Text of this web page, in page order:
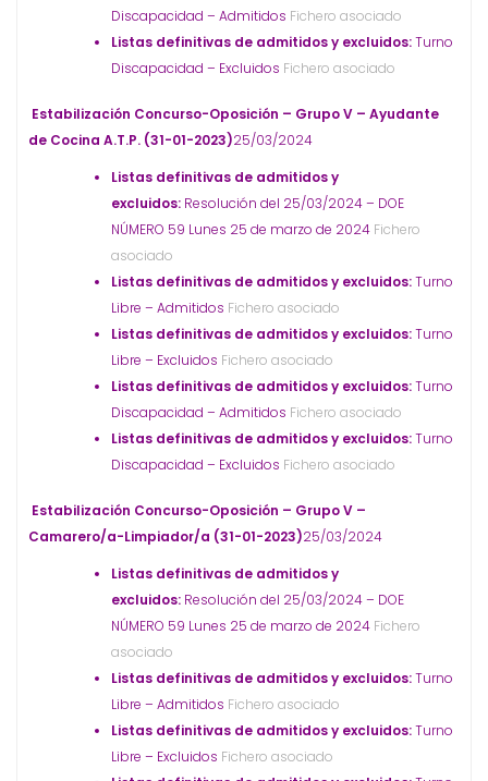
Discapacidad – Admitidos Fichero asociado
Listas definitivas de admitidos y excluidos:Turno
Discapacidad – Excluidos Fichero asociado
Estabilización Concurso-Oposición – Grupo V – Ayudante
de Cocina A.T.P. (31-01-2023)25/03/2024
Listas definitivas de admitidos y
excluidos: Resolución del 25/03/2024 – DOE
NÚMERO 59 Lunes 25 de marzo de 2024 Fichero
asociado
Listas definitivas de admitidos y excluidos:Turno
Libre – Admitidos Fichero asociado
Listas definitivas de admitidos y excluidos:Turno
Libre – Excluidos Fichero asociado
Listas definitivas de admitidos y excluidos:Turno
Discapacidad – Admitidos Fichero asociado
Listas definitivas de admitidos y excluidos:Turno
Discapacidad – Excluidos Fichero asociado
Estabilización Concurso-Oposición – Grupo V –
Camarero/a-Limpiador/a (31-01-2023)25/03/2024
Listas definitivas de admitidos y
excluidos: Resolución del 25/03/2024 – DOE
NÚMERO 59 Lunes 25 de marzo de 2024 Fichero
asociado
Listas definitivas de admitidos y excluidos:Turno
Libre – Admitidos Fichero asociado
Listas definitivas de admitidos y excluidos:Turno
Libre – Excluidos Fichero asociado